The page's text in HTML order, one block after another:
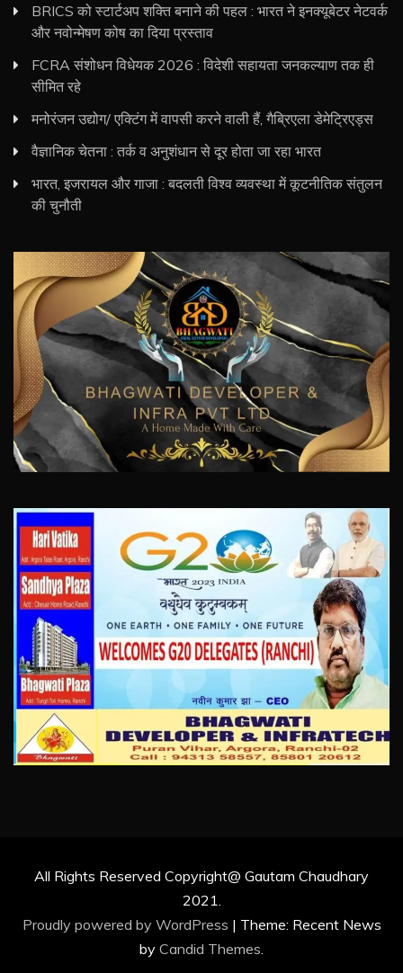
BRICS को स्टार्टअप शक्ति बनाने की पहल : भारत ने इनक्यूबेटर नेटवर्क
और नवोन्मेषण कोष का दिया प्रस्ताव
FCRA संशोधन विधेयक 2026 : विदेशी सहायता जनकल्याण तक ही
सीमित रहे
मनोरंजन उद्योग/ एक्टिंग में वापसी करने वाली हैं, गैब्रिएला डेमेट्रिएड्स
वैज्ञानिक चेतना : तर्क व अनुशंधान से दूर होता जा रहा भारत
भारत, इजरायल और गाजा : बदलती विश्व व्यवस्था में कूटनीतिक संतुलन
की चुनौती
All Rights Reserved Copyright@ Gautam Chaudhary
2021.
Proudly powered by WordPress | Theme: Recent News
by Candid Themes.